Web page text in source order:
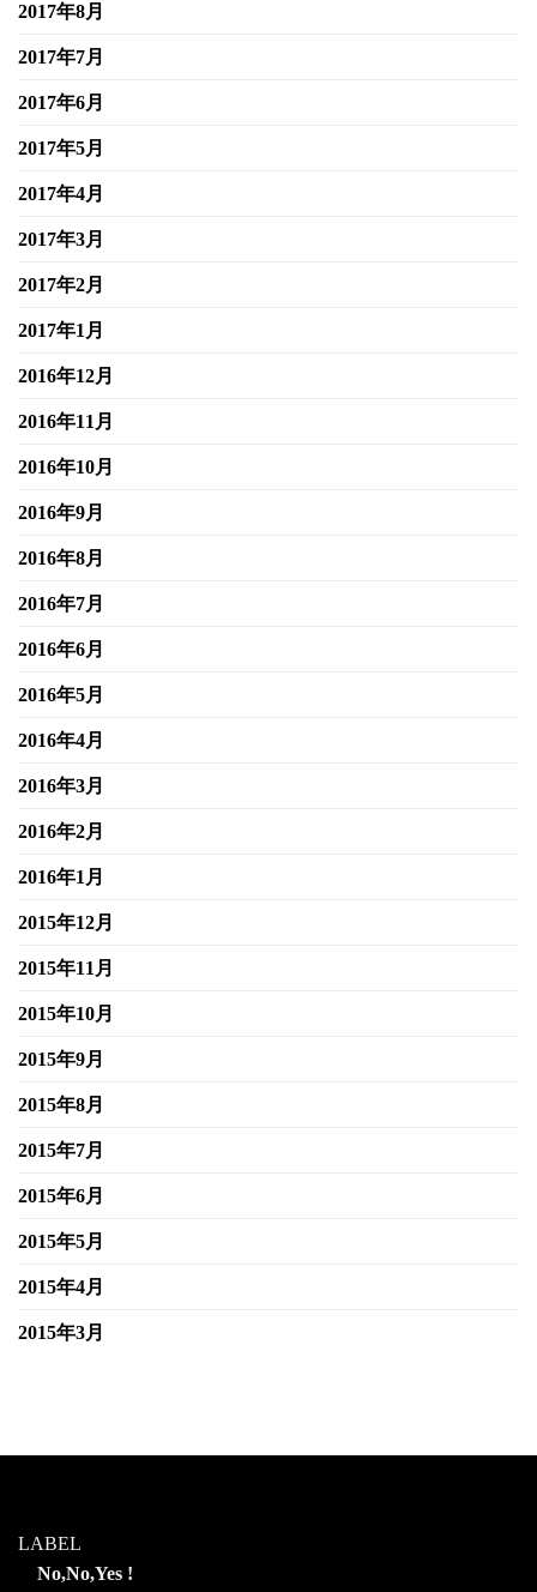
2017年8月
2017年7月
2017年6月
2017年5月
2017年4月
2017年3月
2017年2月
2017年1月
2016年12月
2016年11月
2016年10月
2016年9月
2016年8月
2016年7月
2016年6月
2016年5月
2016年4月
2016年3月
2016年2月
2016年1月
2015年12月
2015年11月
2015年10月
2015年9月
2015年8月
2015年7月
2015年6月
2015年5月
2015年4月
2015年3月
LABEL
No,No,Yes !